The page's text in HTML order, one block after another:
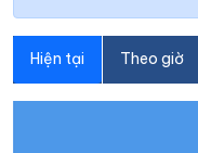
Hiện tại Theo giờ